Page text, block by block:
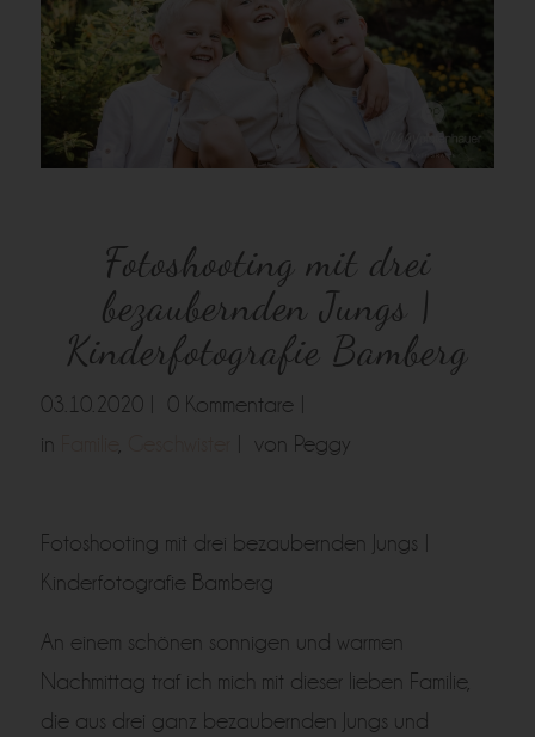
Fotoshooting mit drei
bezaubernden Jungs |
Kinderfotografie Bamberg
03.10.2020 |
0 Kommentare |
in
, von Peggy
Fotoshooting mit drei bezaubernden Jungs |
Kinderfotografie Bamberg
An einem schönen sonnigen und warmen
Nachmittag traf ich mich mit dieser lieben Familie,
die aus drei ganz bezaubernden Jungs und